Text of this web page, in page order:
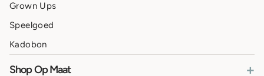
Grown Ups
Speelgoed
Kadobon
Shop Op Maat +